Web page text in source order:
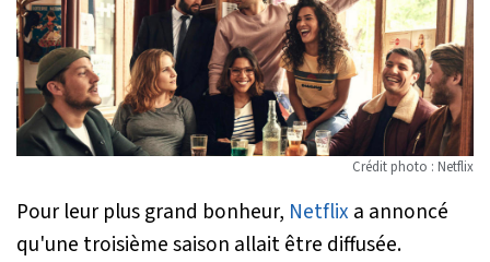
Crédit photo : Netflix
Pour leur plus grand bonheur, Netflix a annoncé
qu'une troisième saison allait être diffusée.